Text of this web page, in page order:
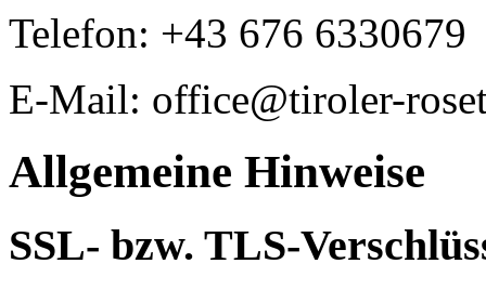
Telefon: +43 676 6330679
E-Mail: office@tiroler-
Allgemeine Hinweise
SSL- bzw. TLS-